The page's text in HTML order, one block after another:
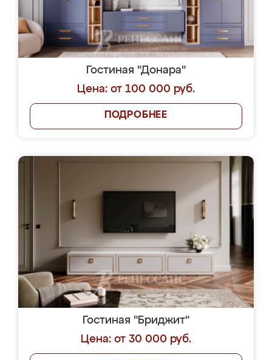
Гостиная "Донара"
Цена: от 100 000 руб.
ПОДРОБНЕЕ
Гостиная "Бриджит"
Цена: от 30 000 руб.